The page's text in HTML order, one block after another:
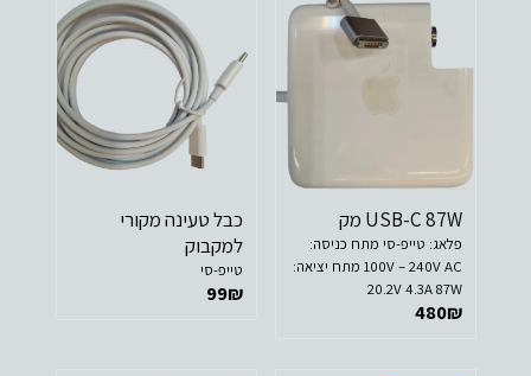
USB-C 87W מק
פלאג: טייפ-סי מתח כניסה:
100V – 240V AC מתח יציאה:
20.2V 4.3A 87W
480₪
כבל טעינה מקורי
למקבוק
טייפ-סי
99₪